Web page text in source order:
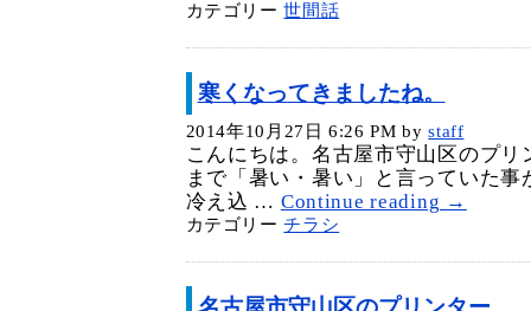
カテゴリー世間話
寒くなってきましたね。
2014年10月27日 6:26 PM by staff
こんにちは。名古屋市守山区のプ
まで「暑い・暑い」と言っていた
冷え込 … Continue reading →
カテゴリーチラシ